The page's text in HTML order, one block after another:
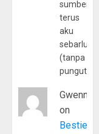
sumber
terus
aku
(tanpa
Gwenny
on
Bestie